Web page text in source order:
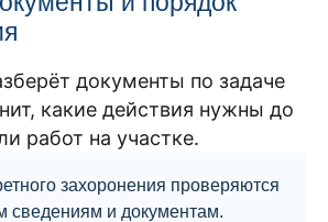
документы по задаче
какие действия нужны до
работ на участке.
захоронения проверяются
сведениям и документам.